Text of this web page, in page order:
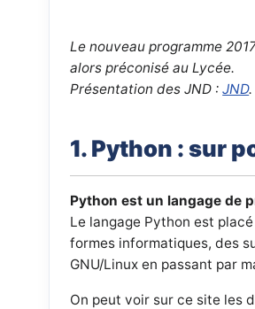
Le nouveau programme
alors préconisé au Lycée.
Présentation des JND :JND.
1. Python : sur
Python est un langage de
Le langage Python est
formes informatiques, des
GNU/Linux en passant par
On peut voir sur ce site les